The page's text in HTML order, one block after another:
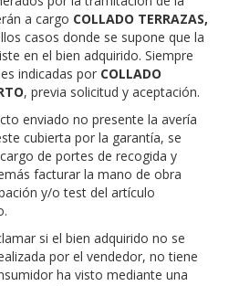
a cargo COLLADO TERRAZAS,
casos donde se supone que la
en el bien adquirido. Siempre
indicadas por COLLADO
, previa solicitud y aceptación.
enviado no presente la avería
cubierta por la garantía, se
de portes de recogida y
facturar la mano de obra
y/o test del artículo
si el bien adquirido no se
por el vendedor, no tiene
ha visto mediante una